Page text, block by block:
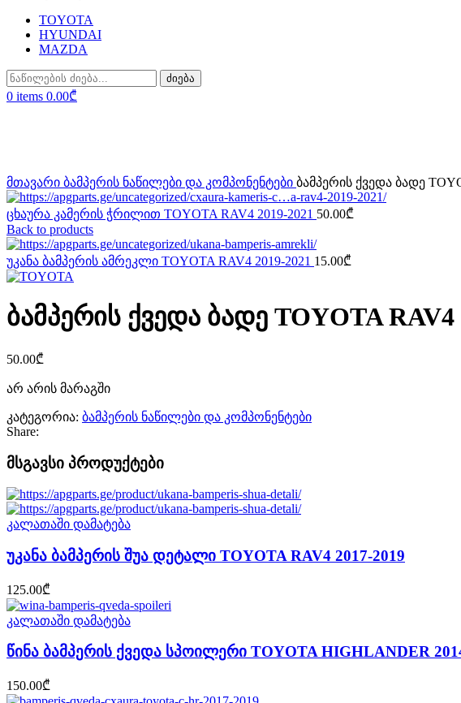
TOYOTA
HYUNDAI
MAZDA
ძიება
0 items 0.00₾
მთავარი ბამპერის ნაწილები და კომპონენტები ბამპერის ქვედა ბადე
ცხაურა კამერის ჭრილით TOYOTA RAV4 2019-2021 50.00₾
Back to products
უკანა ბამპერის ამრეკლი TOYOTA RAV4 2019-2021 15.00₾
ბამპერის ქვედა ბადე TOYOTA RAV4
50.00₾
არ არის მარაგში
კატეგორია: ბამპერის ნაწილები და კომპონენტები
Share:
მსგავსი პროდუქტები
კალათაში დამატება
უკანა ბამპერის შუა დეტალი TOYOTA RAV4 2017-2019
125.00₾
კალათაში დამატება
წინა ბამპერის ქვედა სპოილერი TOYOTA HIGHLANDER
150.00₾